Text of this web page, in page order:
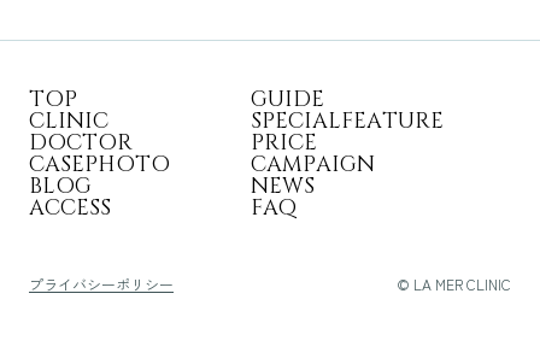
TOP GUIDE
CLINIC SPECIALFEATURE
DOCTOR PRICE
CASEPHOTO CAMPAIGN
BLOG NEWS
ACCESS FAQ
プライバシーポリシー © LA MER CLINIC